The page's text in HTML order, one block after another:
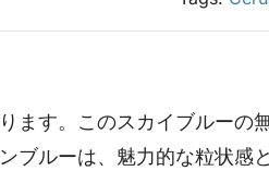
ます。このスカイブルーの
ブルーは、魅力的な粒状感